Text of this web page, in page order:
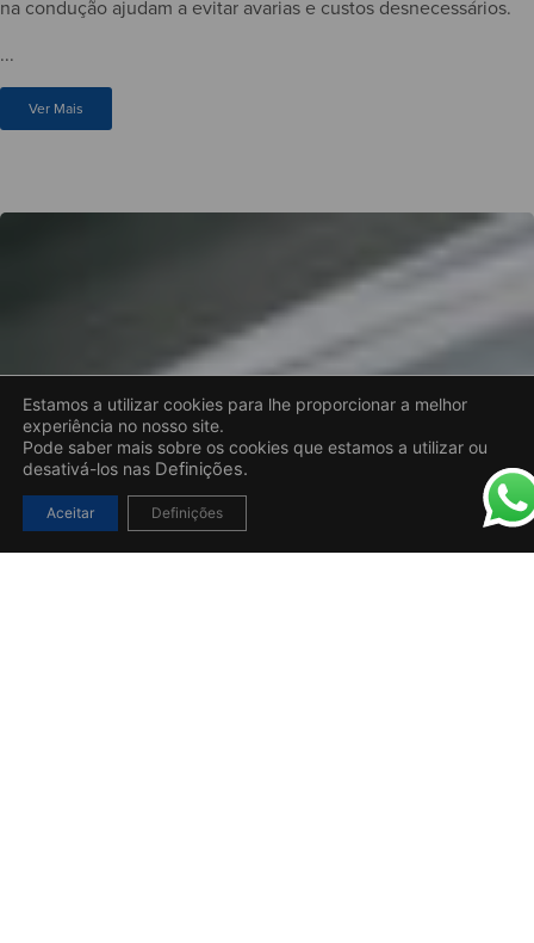
na condução ajudam a evitar avarias e custos desnecessários.
...
Ver Mais
Estamos a utilizar cookies para lhe proporcionar a melhor
experiência no nosso site.
Pode saber mais sobre os cookies que estamos a utilizar ou
desativá-los nas Definições.
Aceitar Definições